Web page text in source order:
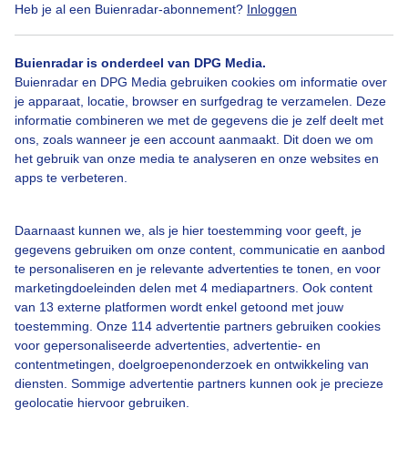
Heb je al een Buienradar-abonnement? Inloggen
Buienradar is onderdeel van DPG Media.
Buienradar en DPG Media gebruiken cookies om informatie over
je apparaat, locatie, browser en surfgedrag te verzamelen. Deze
informatie combineren we met de gegevens die je zelf deelt met
ons, zoals wanneer je een account aanmaakt. Dit doen we om
het gebruik van onze media te analyseren en onze websites en
apps te verbeteren.
Daarnaast kunnen we, als je hier toestemming voor geeft, je
gegevens gebruiken om onze content, communicatie en aanbod
te personaliseren en je relevante advertenties te tonen, en voor
marketingdoeleinden delen met 4 mediapartners. Ook content
van 13 externe platformen wordt enkel getoond met jouw
toestemming. Onze 114 advertentie partners gebruiken cookies
voor gepersonaliseerde advertenties, advertentie- en
contentmetingen, doelgroepenonderzoek en ontwikkeling van
diensten. Sommige advertentie partners kunnen ook je precieze
geolocatie hiervoor gebruiken.
Veelzonenblauwelucht Ookwatwolkjes
Bekijk slideshow
Over Buienradar
Bedrijfsgegevens